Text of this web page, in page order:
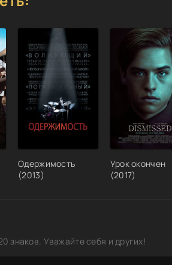
Одержимость
(2013)
Урок окончен
(2017)
знаков. Уважайте себя и других!